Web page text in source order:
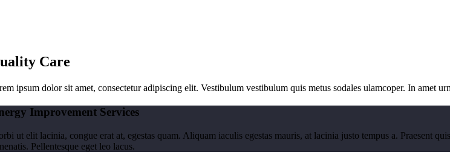
Care
ipsum dolor sit amet, consectetur adipiscing elit. Vestibulum vestibulum quis metus sodales ulamcoper. In amet
Improvement Services
ut elit lacinia, congue erat at, egestas quam. Aliquam iaculis egestas mauris, at lacinia justo tempus a. Praesent
Pellentesque eget leo lacus.